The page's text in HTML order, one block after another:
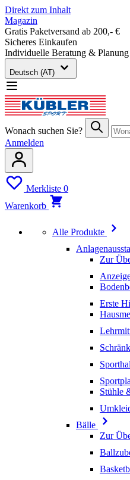
Direkt zum Inhalt
Magazin
Gratis Paketversand ab 200,- €
Sicheres Einkaufen
Individuelle Beratung & Planung
Deutsch (AT)
Wonach suchen Sie?
Anmelden
Merkliste 0
Warenkorb
Alle Produkte
Zur
Erste
Stühle
Bälle
Zur